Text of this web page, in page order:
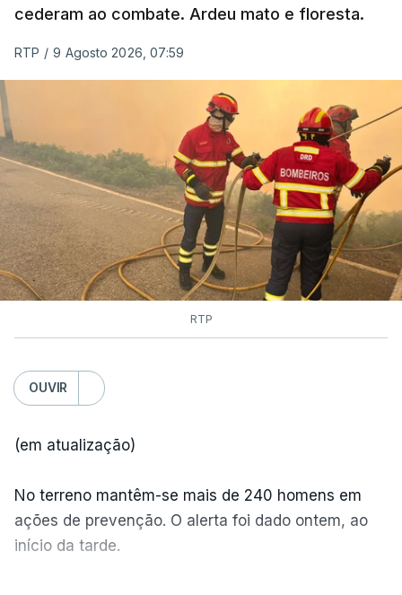
cederam ao combate. Ardeu mato e floresta.
RTP / 9 Agosto 2026, 07:59
RTP
OUVIR
(em atualização)
No terreno mantêm-se mais de 240 homens em
ações de prevenção. O alerta foi dado ontem, ao
início da tarde.